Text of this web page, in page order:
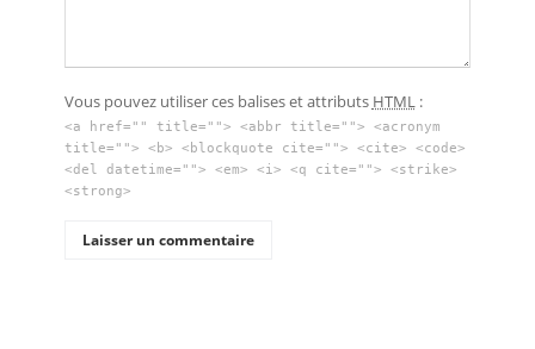
Vous pouvez utiliser ces balises et attributs HTML:
<a href="" title=""> <abbr title=""> <acronym
title=""> <b> <blockquote cite=""> <cite> <code>
<del datetime=""> <em> <i> <q cite=""> <strike>
<strong>